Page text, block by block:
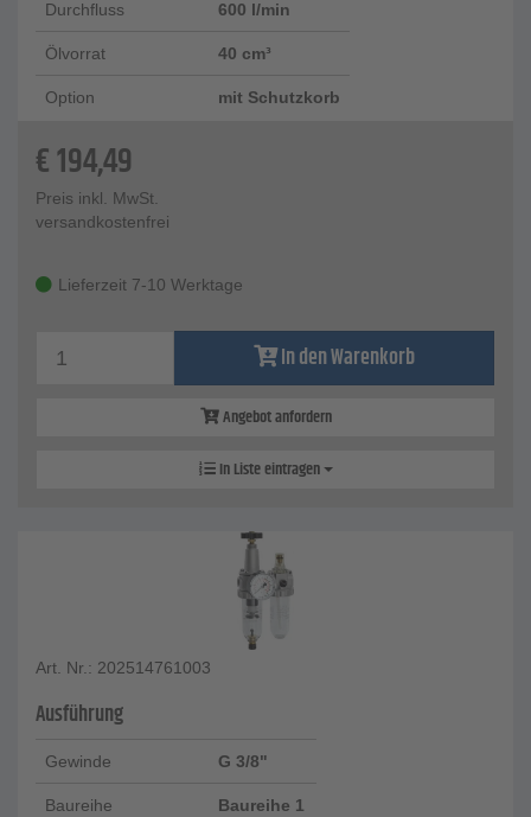
Durchfluss 600 l/min
Ölvorrat 40 cm³
Option mit Schutzkorb
€194,49
Preis inkl. MwSt.
versandkostenfrei
Lieferzeit 7-10 Werktage
In den Warenkorb
Angebot anfordern
In Liste eintragen
Art. Nr.: 202514761003
Ausführung
Gewinde G 3/8"
Baureihe Baureihe 1